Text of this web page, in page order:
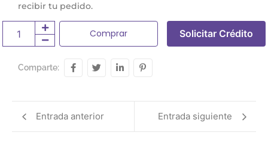
recibir tu pedido.
Comprar Solicitar Crédito
Comparte:
Entrada anterior Entrada siguiente